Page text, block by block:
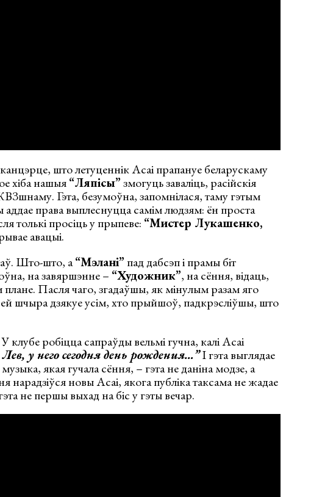
што летуценнік Асаі прапануе беларускаму
хіба нашыя“Ляпісы”змогуць заваліць, расійскія
Гэта, безумоўна, запомнілася, таму гэтым
права выплеснуцца самім людзям: ён проста
толькі просіць у прыпеве: “Мистер Лукашенко,
авацыі.
Што-што, а“Мэлані” пад дабсэп і прамы біт
на завяршэнне – “Художник”, на сёння, відаць,
Пасля чаго, згадаўшы, як мінулым разам яго
шчыра дзякуе усім, хто прыйшоў, падкрэсліўшы, што
робіцца сапраўды вельмі гучна, калі Асаі
у него сегодня день рождения…”І гэта выглядае
якая гучала сёння, – гэта не даніна модзе, а
нарадзіўся новы Асаі, якога публіка таксама не жадае
не першы выхад на біс у гэты вечар.